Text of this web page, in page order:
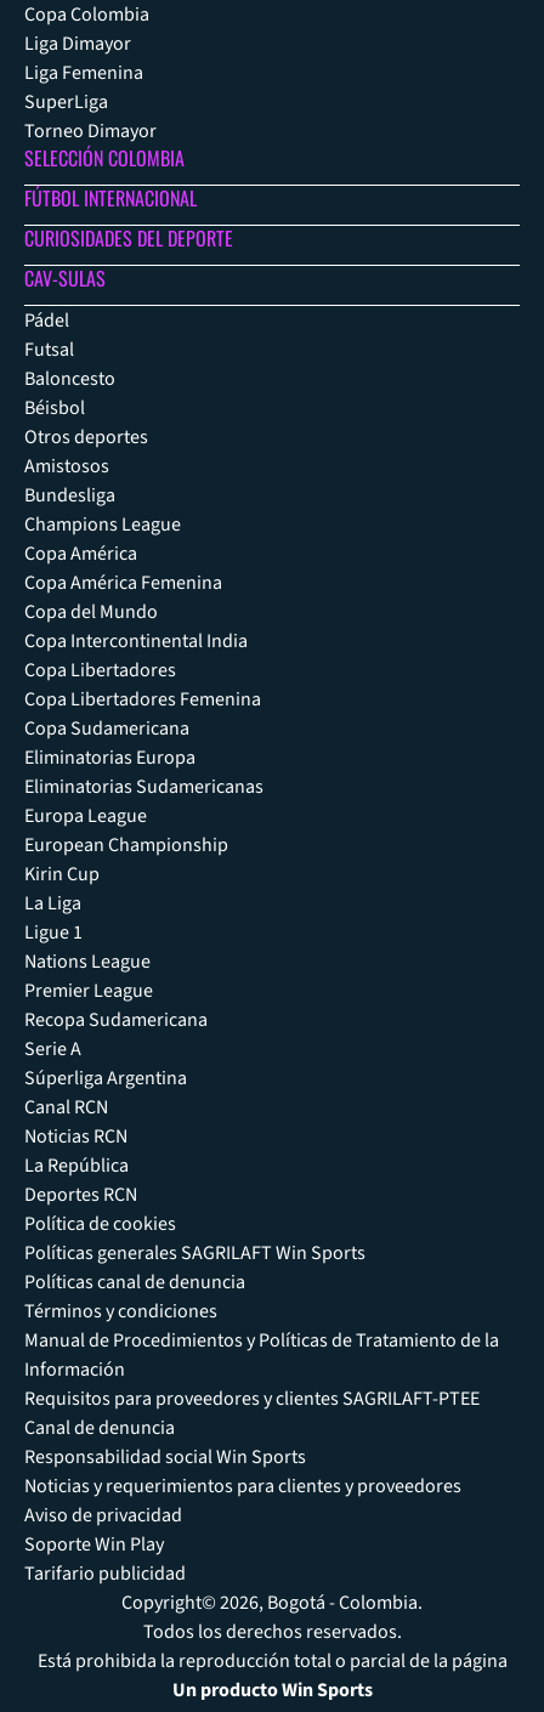
Copa Colombia
Liga Dimayor
Liga Femenina
SuperLiga
Torneo Dimayor
SELECCIÓN COLOMBIA
FÚTBOL INTERNACIONAL
CURIOSIDADES DEL DEPORTE
CAV-SULAS
Pádel
Futsal
Baloncesto
Béisbol
Otros deportes
Amistosos
Bundesliga
Champions League
Copa América
Copa América Femenina
Copa del Mundo
Copa Intercontinental India
Copa Libertadores
Copa Libertadores Femenina
Copa Sudamericana
Eliminatorias Europa
Eliminatorias Sudamericanas
Europa League
European Championship
Kirin Cup
La Liga
Ligue 1
Nations League
Premier League
Recopa Sudamericana
Serie A
Súperliga Argentina
Canal RCN
Noticias RCN
La República
Deportes RCN
Política de cookies
Políticas generales SAGRILAFT Win Sports
Políticas canal de denuncia
Términos y condiciones
Manual de Procedimientos y Políticas de Tratamiento de la
Información
Requisitos para proveedores y clientes SAGRILAFT-PTEE
Canal de denuncia
Responsabilidad social Win Sports
Noticias y requerimientos para clientes y proveedores
Aviso de privacidad
Soporte Win Play
Tarifario publicidad
Copyright© 2026, Bogotá - Colombia.
Todos los derechos reservados.
Está prohibida la reproducción total o parcial de la página
Un producto Win Sports